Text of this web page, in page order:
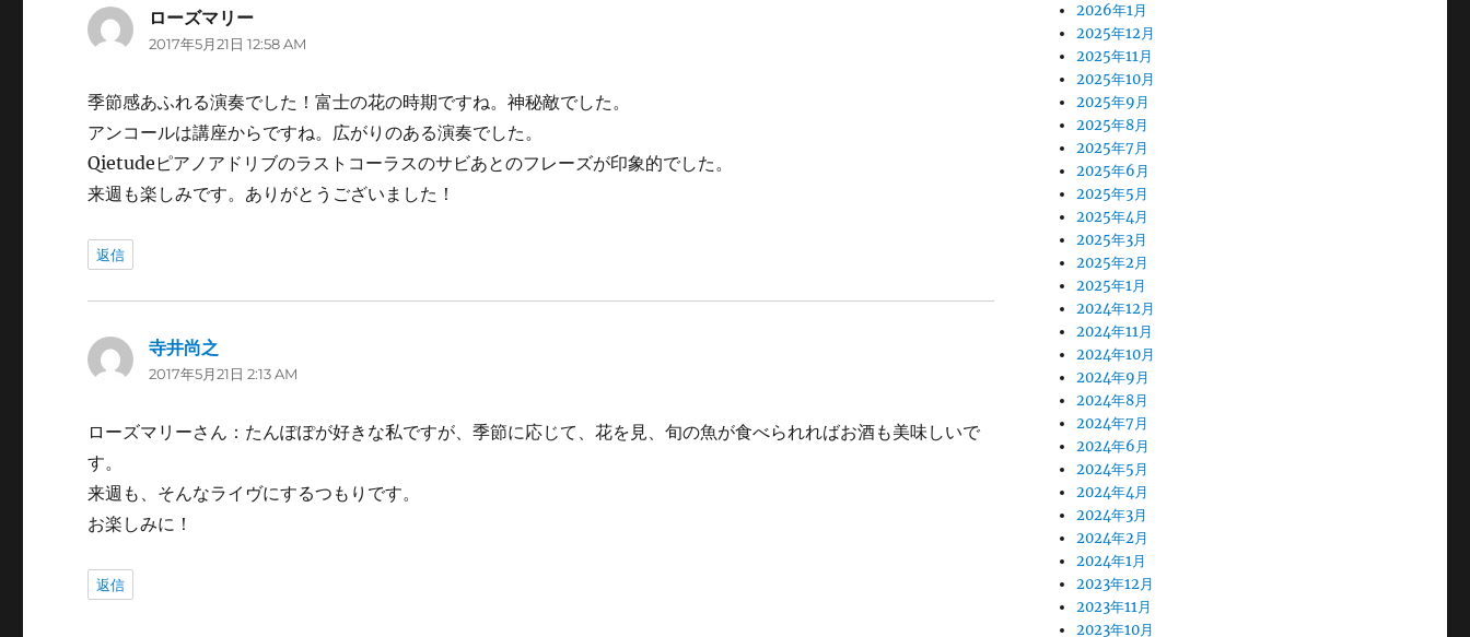
ローズマリー
り:
2017年5月21日 12:58 AM
季節感あふれる演奏でした！富士の花の時期ですね。神秘敵でした。
アンコールは講座からですね。広がりのある演奏でした。
Qietudeピアノアドリブのラストコーラスのサビあとのフレーズが印象的でした。
来週も楽しみです。ありがとうございました！
返信
寺井尚之
り:
2017年5月21日 2:13 AM
ローズマリーさん：たんぽぽが好きな私ですが、季節に応じて、花を見、旬の魚が食べられればお酒も美味しいで
す。
来週も、そんなライヴにするつもりです。
お楽しみに！
返信
2026年1月
2025年12月
2025年11月
2025年10月
2025年9月
2025年8月
2025年7月
2025年6月
2025年5月
2025年4月
2025年3月
2025年2月
2025年1月
2024年12月
2024年11月
2024年10月
2024年9月
2024年8月
2024年7月
2024年6月
2024年5月
2024年4月
2024年3月
2024年2月
2024年1月
2023年12月
2023年11月
2023年10月